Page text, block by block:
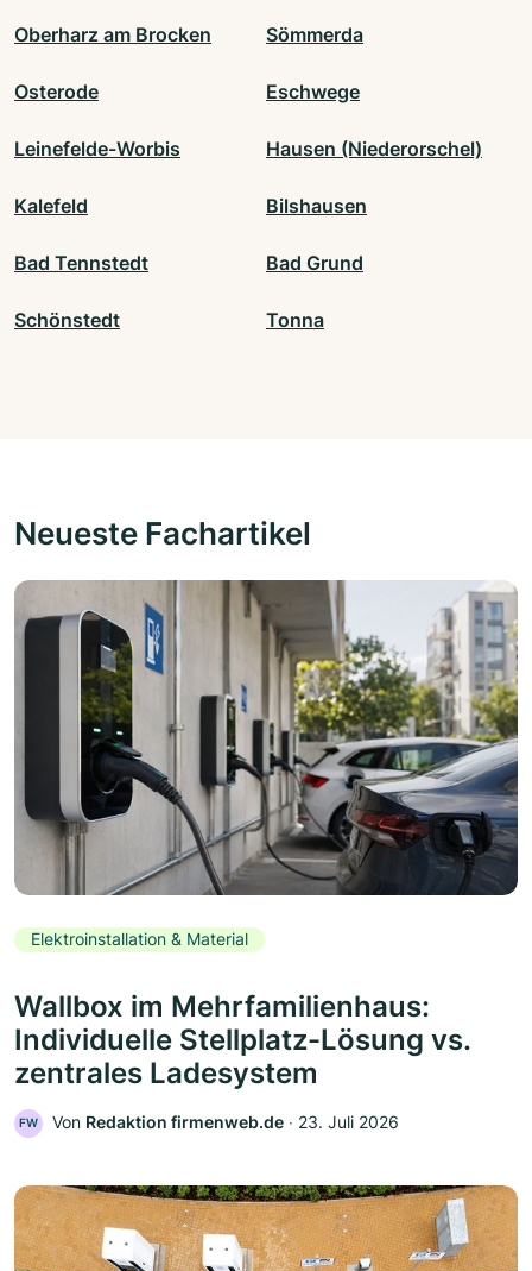
Oberharz am Brocken Sömmerda
Osterode Eschwege
Leinefelde-Worbis Hausen (Niederorschel)
Kalefeld Bilshausen
Bad Tennstedt Bad Grund
Schönstedt Tonna
Neueste Fachartikel
Elektroinstallation & Material
Wallbox im Mehrfamilienhaus:
Individuelle Stellplatz-Lösung vs.
zentrales Ladesystem
FW Von Redaktion firmenweb.de ‧ 23. Juli 2026